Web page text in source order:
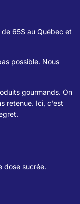
65$ au Québec et
possible. Nous
gourmands. On
retenue. Ici, c'est
dose sucrée.